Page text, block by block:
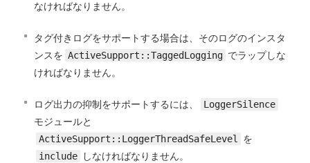
なければなりません。
タグ付きログをサポートする場合は、そのログのインスタ
ンスを ActiveSupport::TaggedLogging でラップしな
ければなりません。
ログ出力の抑制をサポートするには、
LoggerSilence
モジュールと
ActiveSupport::LoggerThreadSafeLevel を
include
しなければなりません。